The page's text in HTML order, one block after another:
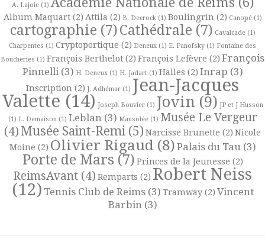
A. Lajoie(1)
Album Maquart(2) Attila (2) B. Decrock(1) Boulingrin (2) Canopé(1)
cartographie (7)Cathédrale (7) Cavalcade(1)
Charpentes (1) Cryptoportique (2) Deneux (1) E. Panofsky (1) Fontaine des
Boucheries (1) François Berthelot (2) François Lefèvre (2) François
Pinnelli(3) H. Deneux(1) H. Jadart(1) Halles (2) Inrap (3)
Inscription (2) J. Adhémar (1) Jean-Jacques
Valette (14) Joseph Bouvier(1) Jovin (9) JP et J Husson
(1) L. Demaison(1) Leblan(3) Mausolée(1) Musée Le Vergeur
(4) Musée Saint-Remi (5) Narcisse Brunette (2) Nicole
Moine (2) Olivier Rigaud(8) Palais du Tau(3)
Porte de Mars(7) Princes de la Jeunesse (2)
ReimsAvant (4) Remparts (2) Robert Neiss
(12) Tennis Club de Reims(3) Tramway(2) Vincent
Barbin(3)